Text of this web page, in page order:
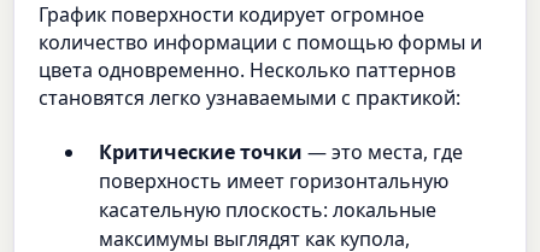
График поверхности кодирует огромное
количество информации с помощью формы и
цвета одновременно. Несколько паттернов
становятся легко узнаваемыми с практикой:
Критические точки — это места, где
поверхность имеет горизонтальную
касательную плоскость: локальные
максимумы выглядят как купола,